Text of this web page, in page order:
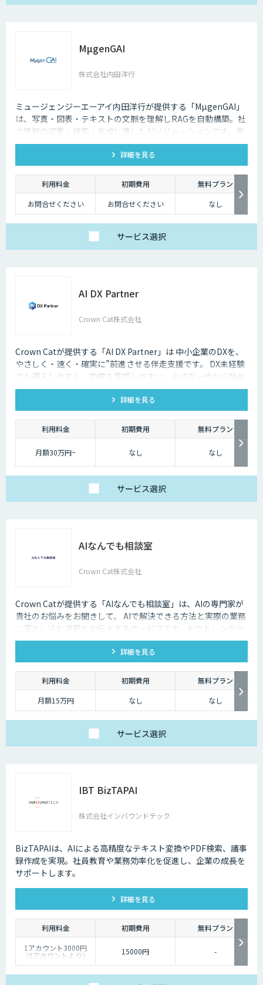
MµgenGAI
株式会社内田洋行
ミュージェンジーエーアイ内田洋行が提供する「MµgenGAI」
は、写真・図表・テキストの文脈を理解しRAGを自動構築。社
内情報の収集・検索・生成に適したAIソリューションです。業
種を問わず業務効率とナレッジ活用を支援します。
詳細を見る
利用料金 初期費用
無料プラン
お問合せください
お問合せください なし
サービス選択
AI DX Partner
Crown Cat株式会社
Crown Catが提供する「AI DX Partner」は 中小企業のDXを、
やさしく・速く・確実に”前進させる伴走支援です。 DX未経験
でも導入しやすく、効果を実感しやすい、小さな一歩から始め
るDX支援サービスです。 AI DX Partnerは、大手企業のDX支援
で培ったノウハウをベースに、 地方・中小企業のための“現実
的なDX”を設計・実装・運用まで一貫して支援いたします。 私
たちは、コンサル×開発×AIの力で、現場に寄り添った 『ちょ
うどいいDX』を実現します。
詳細を見る
利用料金 初期費用 無料プラン
月額30万円~ なし なし
サービス選択
AIなんでも相談室
Crown Cat株式会社
Crown Catが提供する「AIなんでも相談室」は、AIの専門家が
貴社のお悩みをお聞きして、 AIで解決できる方法と実際の業務
に落とし込む道筋をお伝えするサービスです。AIのトレンドや
最新の事例はもちろん、自社にあった活用を安価にクイックに
詳細を見る
利用料金 初期費用
無料プラン
月額15万円
なし なし
サービス選択
IBT BizTAPAI
株式会社インバウンドテック
BizTAPAIは、AIによる高精度なテキスト変換やPDF検索、議事
録作成を実現。社員教育や業務効率化を促進し、企業の成長を
サポートします。
詳細を見る
利用料金 初期費用
無料プラン
1アカウント3000円
（5アカウントより） 15000円 -